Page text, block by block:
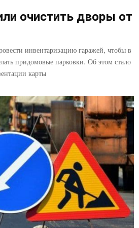
очистить дворы от
инвентаризацию гаражей, чтобы в
придомовые парковки. Об этом стало
карты